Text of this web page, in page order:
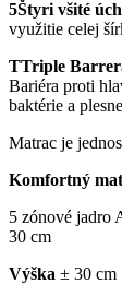
5Štyri všité
využitie celej
TTriple
Bariéra proti
baktérie a
Matrac je
Komfortný
5 zónové jadro
30 cm
Výška ± 30 cm